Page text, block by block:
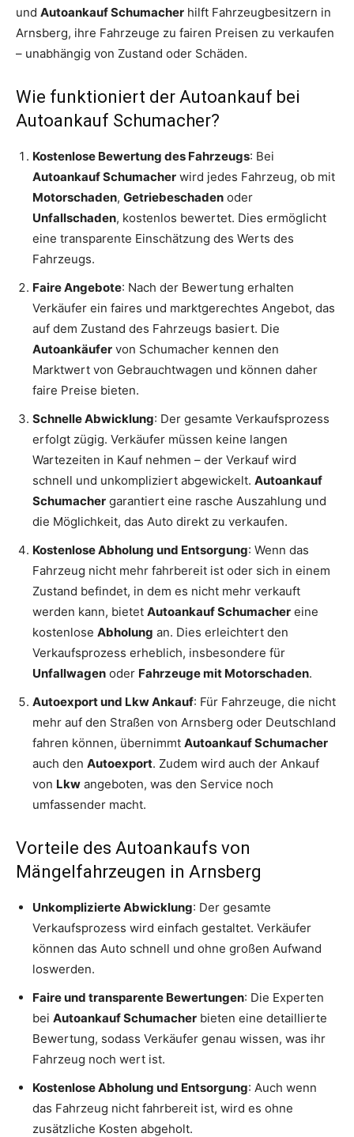
und Autoankauf Schumacher hilft Fahrzeugbesitzern in
Arnsberg, ihre Fahrzeuge zu fairen Preisen zu verkaufen
– unabhängig von Zustand oder Schäden.
Wie funktioniert der Autoankauf bei
Autoankauf Schumacher?
Kostenlose Bewertung des Fahrzeugs: Bei
Autoankauf Schumacher wird jedes Fahrzeug, ob mit
Motorschaden, Getriebeschaden oder
Unfallschaden, kostenlos bewertet. Dies ermöglicht
eine transparente Einschätzung des Werts des
Fahrzeugs.
Faire Angebote: Nach der Bewertung erhalten
Verkäufer ein faires und marktgerechtes Angebot, das
auf dem Zustand des Fahrzeugs basiert. Die
Autoankäufer von Schumacher kennen den
Marktwert von Gebrauchtwagen und können daher
faire Preise bieten.
Schnelle Abwicklung: Der gesamte Verkaufsprozess
erfolgt zügig. Verkäufer müssen keine langen
Wartezeiten in Kauf nehmen – der Verkauf wird
schnell und unkompliziert abgewickelt. Autoankauf
Schumacher garantiert eine rasche Auszahlung und
die Möglichkeit, das Auto direkt zu verkaufen.
Kostenlose Abholung und Entsorgung: Wenn das
Fahrzeug nicht mehr fahrbereit ist oder sich in einem
Zustand befindet, in dem es nicht mehr verkauft
werden kann, bietet Autoankauf Schumacher eine
kostenlose Abholung an. Dies erleichtert den
Verkaufsprozess erheblich, insbesondere für
Unfallwagen oder Fahrzeuge mit Motorschaden.
Autoexport und Lkw Ankauf: Für Fahrzeuge, die nicht
mehr auf den Straßen von Arnsberg oder Deutschland
fahren können, übernimmt Autoankauf Schumacher
auch den Autoexport. Zudem wird auch der Ankauf
von Lkw angeboten, was den Service noch
umfassender macht.
Vorteile des Autoankaufs von
Mängelfahrzeugen in Arnsberg
Unkomplizierte Abwicklung: Der gesamte
Verkaufsprozess wird einfach gestaltet. Verkäufer
können das Auto schnell und ohne großen Aufwand
loswerden.
Faire und transparente Bewertungen: Die Experten
bei Autoankauf Schumacher bieten eine detaillierte
Bewertung, sodass Verkäufer genau wissen, was ihr
Fahrzeug noch wert ist.
Kostenlose Abholung und Entsorgung: Auch wenn
das Fahrzeug nicht fahrbereit ist, wird es ohne
zusätzliche Kosten abgeholt.